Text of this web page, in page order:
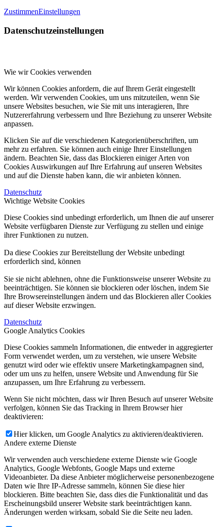
ZustimmenEinstellungen
Datenschutzeinstellungen
Wie wir Cookies verwenden
Wir können Cookies anfordern, die auf Ihrem Gerät eingestellt
werden. Wir verwenden Cookies, um uns mitzuteilen, wenn Sie
unsere Websites besuchen, wie Sie mit uns interagieren, Ihre
Nutzererfahrung verbessern und Ihre Beziehung zu unserer Website
anpassen.
Klicken Sie auf die verschiedenen Kategorienüberschriften, um
mehr zu erfahren. Sie können auch einige Ihrer Einstellungen
ändern. Beachten Sie, dass das Blockieren einiger Arten von
Cookies Auswirkungen auf Ihre Erfahrung auf unseren Websites
und auf die Dienste haben kann, die wir anbieten können.
Datenschutz
Wichtige Website Cookies
Diese Cookies sind unbedingt erforderlich, um Ihnen die auf unserer
Website verfügbaren Dienste zur Verfügung zu stellen und einige
ihrer Funktionen zu nutzen.
Da diese Cookies zur Bereitstellung der Website unbedingt
erforderlich sind, können
Sie sie nicht ablehnen, ohne die Funktionsweise unserer Website zu
beeinträchtigen. Sie können sie blockieren oder löschen, indem Sie
Ihre Browsereinstellungen ändern und das Blockieren aller Cookies
auf dieser Website erzwingen.
Datenschutz
Google Analytics Cookies
Diese Cookies sammeln Informationen, die entweder in aggregierter
Form verwendet werden, um zu verstehen, wie unsere Website
genutzt wird oder wie effektiv unsere Marketingkampagnen sind,
oder um uns zu helfen, unsere Website und Anwendung für Sie
anzupassen, um Ihre Erfahrung zu verbessern.
Wenn Sie nicht möchten, dass wir Ihren Besuch auf unserer Website
verfolgen, können Sie das Tracking in Ihrem Browser hier
deaktivieren:
Hier klicken, um Google Analytics zu aktivieren/deaktivieren.
Andere externe Dienste
Wir verwenden auch verschiedene externe Dienste wie Google
Analytics, Google Webfonts, Google Maps und externe
Videoanbieter. Da diese Anbieter möglicherweise personenbezogene
Daten wie Ihre IP-Adresse sammeln, können Sie diese hier
blockieren. Bitte beachten Sie, dass dies die Funktionalität und das
Erscheinungsbild unserer Website stark beeinträchtigen kann.
Änderungen werden wirksam, sobald Sie die Seite neu laden.